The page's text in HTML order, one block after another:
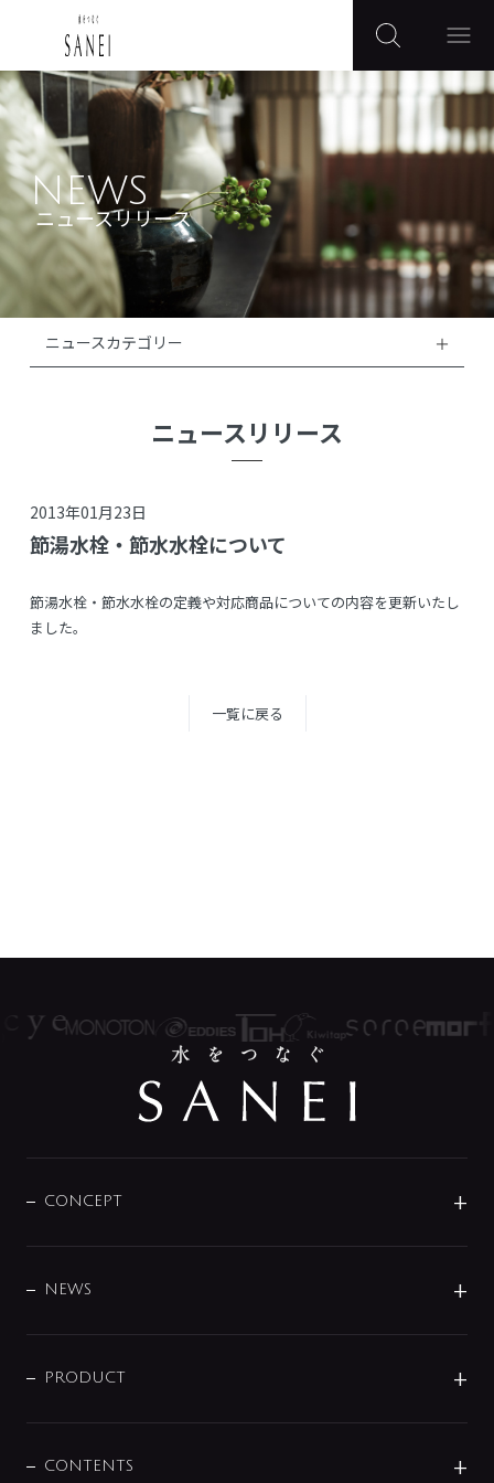
NEWS
ニュースリリース
ニュースカテゴリー
ニュースリリース
2013年01月23日
節湯水栓・節水水栓について
節湯水栓・節水水栓の定義や対応商品についての内容を更新いたし
ました。
一覧に戻る
CONCEPT
DESIGN
NEWS
商品に関して
その他
PRODUCT
センサー・タッチ水栓
CONTENTS